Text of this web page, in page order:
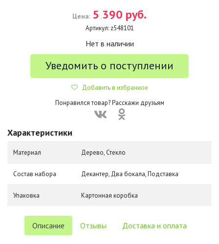
Цена: 5 390 руб.
Артикул: z548101
Нет в наличии
Уведомить о поступлении
Добавить в избранное
Понравился товар? Расскажи друзьям
Характеристики
Материал Дерево, Стекло
Состав набора Декантер, Два бокала, Подставка
Упаковка Картонная коробка
Описание Отзывы Доставка и оплата